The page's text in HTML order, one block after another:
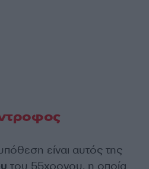
είναι αυτός της
του 55χρονου, η οποία